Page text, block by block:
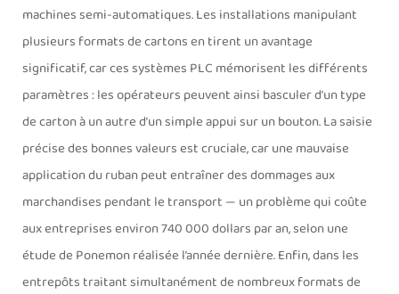
machines semi-automatiques. Les installations manipulant
plusieurs formats de cartons en tirent un avantage
significatif, car ces systèmes PLC mémorisent les différents
paramètres : les opérateurs peuvent ainsi basculer d’un type
de carton à un autre d’un simple appui sur un bouton. La saisie
précise des bonnes valeurs est cruciale, car une mauvaise
application du ruban peut entraîner des dommages aux
marchandises pendant le transport — un problème qui coûte
aux entreprises environ 740 000 dollars par an, selon une
étude de Ponemon réalisée l’année dernière. Enfin, dans les
entrepôts traitant simultanément de nombreux formats de